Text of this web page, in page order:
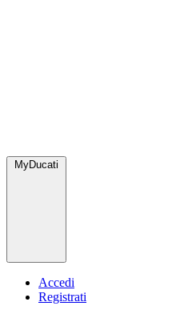
MyDucati
Accedi
Registrati